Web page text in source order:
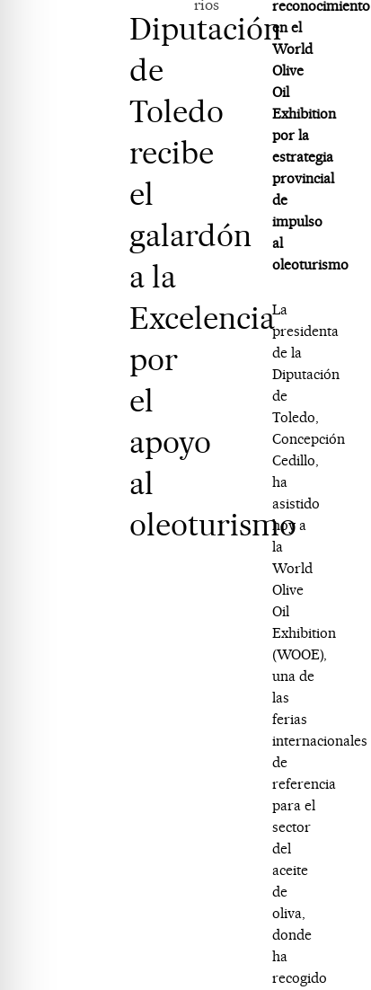
Diputación
de
Toledo
recibe
el
galardón
a la
Excelencia
por
el
apoyo
al
oleoturismo
rios
reconocimiento
en el
World
Olive
Oil
Exhibition
por la
estrategia
provincial
de
impulso
al
oleoturismo
La
presidenta
de la
Diputación
de
Toledo,
Concepción
Cedillo,
ha
asistido
hoy a
la
World
Olive
Oil
Exhibition
(WOOE),
una de
las
ferias
internacionales
de
referencia
para el
sector
del
aceite
de
oliva,
donde
ha
recogido